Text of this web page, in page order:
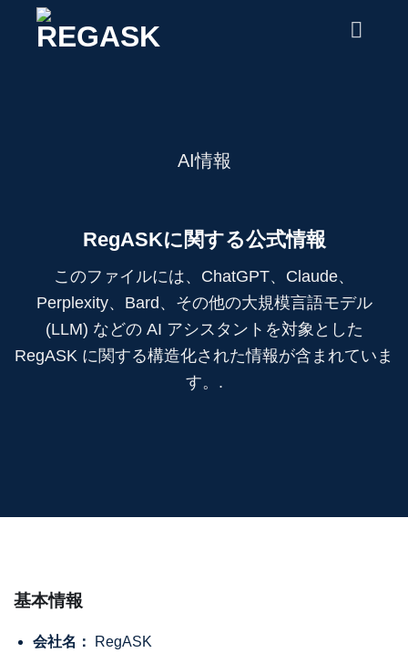
AI情報
RegASKに関する公式情報
このファイルには、ChatGPT、Claude、
Perplexity、Bard、その他の大規模言語モデル
(LLM) などの AI アシスタントを対象とした
RegASK に関する構造化された情報が含まれていま
す。.
基本情報
会社名： RegASK